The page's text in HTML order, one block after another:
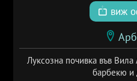
виж
Луксозна почивка във
барбекю и